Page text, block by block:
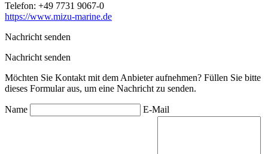
Telefon: +49 7731 9067-0
https://www.mizu-marine.de
Nachricht senden
Nachricht senden
Möchten Sie Kontakt mit dem Anbieter aufnehmen? Füllen Sie bitte
dieses Formular aus, um eine Nachricht zu senden.
Name E-Mail